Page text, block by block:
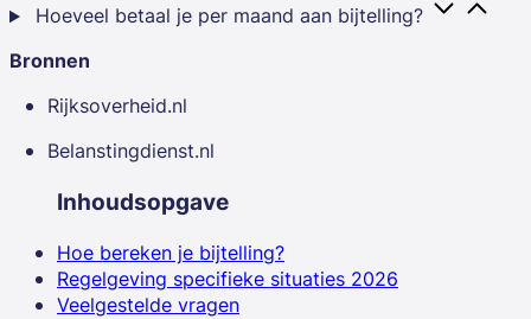
Hoeveel betaal je per maand aan bijtelling?
Bronnen
Rijksoverheid.nl
Belanstingdienst.nl
Inhoudsopgave
Hoe bereken je bijtelling?
Regelgeving specifieke situaties 2026
Veelgestelde vragen